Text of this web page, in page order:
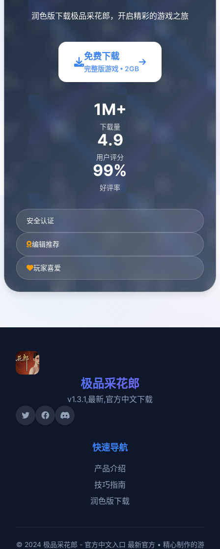
润色版下载极品采花郎，开启精彩的游戏之旅
免费下载
完整版游戏 • 2GB
1M+
下载量
4.9
用户评分
99%
好评率
安全认证
编辑推荐
玩家喜爱
极品采花郎
v1.3.1,最新,官方中文下载
快速导航
产品介绍
技巧指南
润色版下载
© 2024 极品采花郎 - 官方中文入口 最新官方 • 精心制作的游